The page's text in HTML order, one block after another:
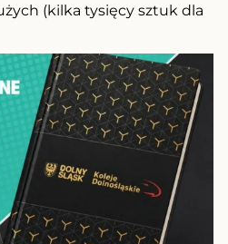
(kilka tysięcy sztuk dla